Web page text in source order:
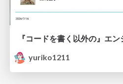
yuriko1211